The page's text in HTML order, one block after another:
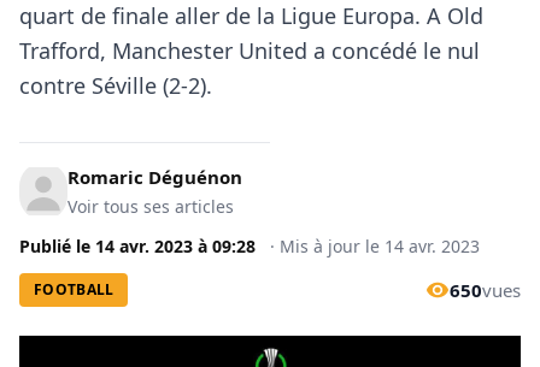
quart de finale aller de la Ligue Europa. A Old
Trafford, Manchester United a concédé le nul
contre Séville (2-2).
Romaric Déguénon
Voir tous ses articles
Publié le 14 avr. 2023 à 09:28 · Mis à jour le 14 avr. 2023
FOOTBALL 650vues